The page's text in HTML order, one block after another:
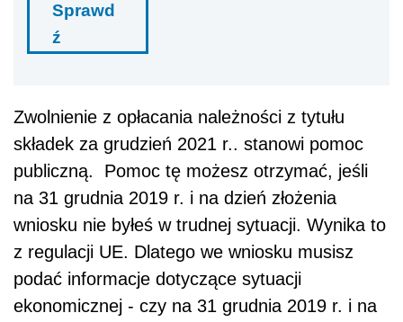
Sprawd
ź
Zwolnienie z opłacania należności z tytułu
składek za grudzień 2021 r.. stanowi pomoc
publiczną. Pomoc tę możesz otrzymać, jeśli
na 31 grudnia 2019 r. i na dzień złożenia
wniosku nie byłeś w trudnej sytuacji. Wynika to
z regulacji UE. Dlatego we wniosku musisz
podać informacje dotyczące sytuacji
ekonomicznej - czy na 31 grudnia 2019 r. i na